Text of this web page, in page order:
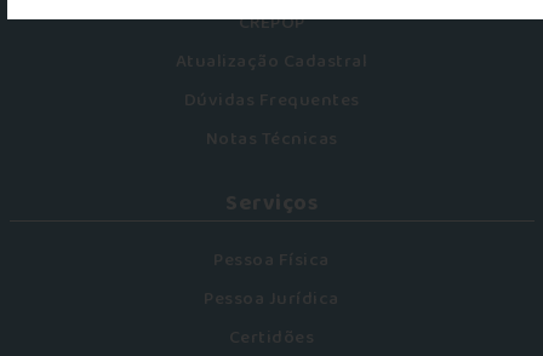
CREPOP
Atualização Cadastral
Dúvidas Frequentes
Notas Técnicas
Serviços
Pessoa Física
Pessoa Jurídica
Certidões